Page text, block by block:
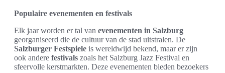
Populaire evenementen en festivals
Elk jaar worden er tal van evenementen in Salzburg
georganiseerd die de cultuur van de stad uitstralen. De
Salzburger Festspiele is wereldwijd bekend, maar er zijn
ook andere festivals zoals het Salzburg Jazz Festival en
sfeervolle kerstmarkten. Deze evenementen bieden bezoekers